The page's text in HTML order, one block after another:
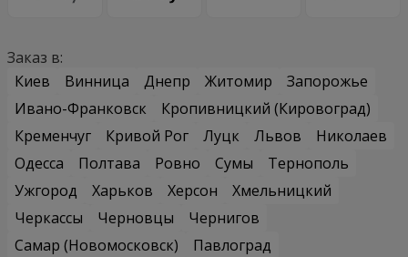
Заказ в:
Киев
Винница Днепр Житомир
Запорожье
Ивано-Франковск
Кропивницкий (Кировоград)
Кременчуг
Кривой Рог Луцк Львов
Николаев
Одесса
Полтава Ровно Сумы
Тернополь
Ужгород
Харьков Херсон
Хмельницкий
Черкассы
Черновцы
Чернигов
Самар (Новомосковск)
Павлоград